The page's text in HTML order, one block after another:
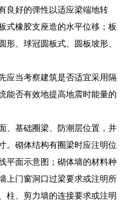
良好的弹性以适应梁端地转
式橡胶支座造的水平位移；板
形、球冠圆板式、圆板坡形、
应当考察建筑是否适宜采用隔
能否有效地提高地震时能量的
、基础圈梁、防潮层位置，并
。砌体结构有圈梁时应注明位
平面示意图；砌体墙的材料种
上门窗洞口过梁要求或注明所
柱、剪力墙的连接要求或注明